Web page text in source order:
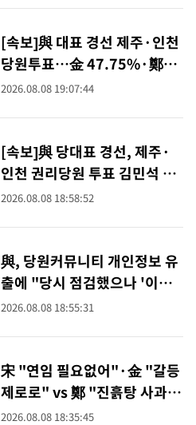
[속보]與 대표 경선 제주·인천
당원투표…金 47.75%·鄭
42.08%·宋 10.17%
2026.08.08 19:07:44
[속보]與 당대표 경선, 제주·
인천 권리당원 투표 김민석 승
리
2026.08.08 18:58:52
與, 당원커뮤니티 개인정보 유
출에 "당시 점검했으나 '이상
없음' 회신"
2026.08.08 18:55:31
宋 "연임 필요없어"·金 "갈등
제로로" vs 鄭 "진흙탕 사과해
야"(종합)
2026.08.08 18:35:45